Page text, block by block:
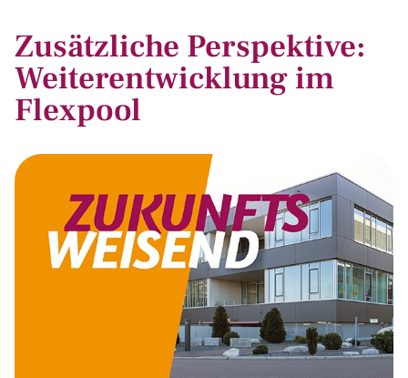
Zusätzliche Perspektive:
Weiterentwicklung im
Flexpool